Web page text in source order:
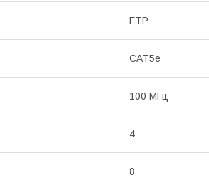
FTP
САТ5е
100 МГц
4
8